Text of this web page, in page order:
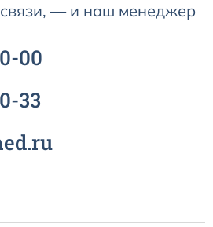
— и наш менеджер
00
33